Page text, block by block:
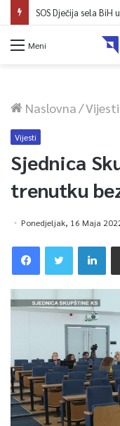
Meni
Naslovna/Vijesti
Vijesti
Sjednica
trenutku
Ponedjeljak, 16 Maja